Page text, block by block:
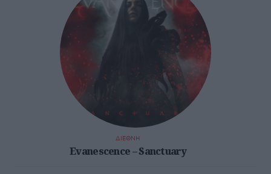
ΔΙΕΘΝΗ
Evanescence – Sanctuary